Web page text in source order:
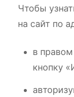
Чтобы
на сайт по
в
кнопку